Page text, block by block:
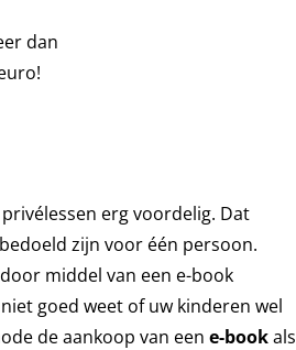
dan
erg voordelig. Dat
zijn voor één persoon.
middel van een e-book
goed weet of uw kinderen wel
de aankoop van een e-bookals